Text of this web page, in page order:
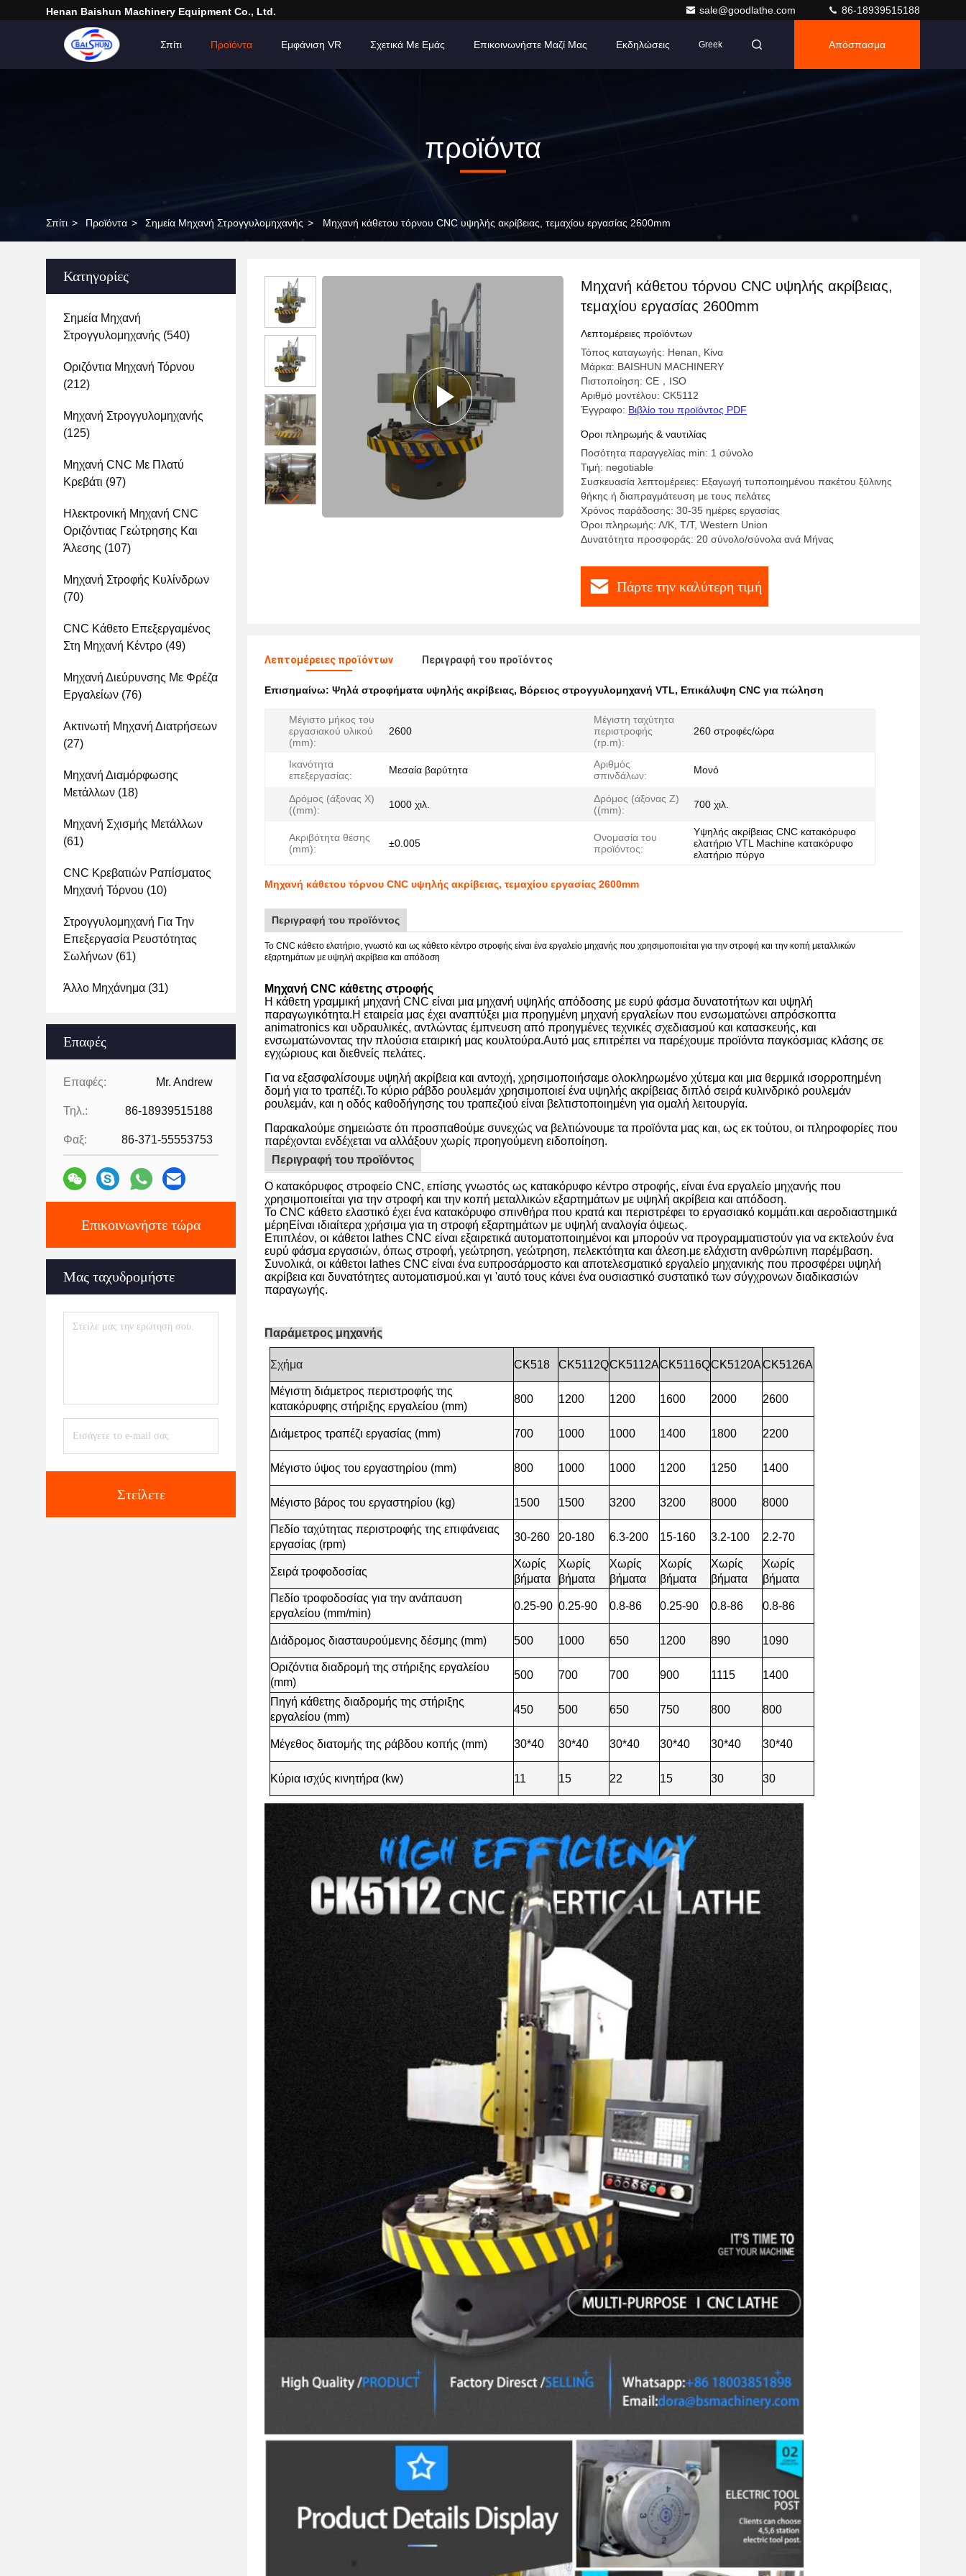
Henan Baishun Machinery Equipment Co., Ltd. sale@goodlathe.com 86-18939515188
Σπίτι Προϊόντα Εμφάνιση VR Σχετικά Με Εμάς Επικοινωνήστε Μαζί Μας Εκδηλώσεις Greek Απόσπασμα
προϊόντα
Σπίτι > Προϊόντα > Σημεία Μηχανή Στρογγυλομηχανής > Μηχανή κάθετου τόρνου CNC υψηλής ακρίβειας, τεμαχίου εργασίας 2600mm
Κατηγορίες
Σημεία Μηχανή
Στρογγυλομηχανής (540)
Οριζόντια Μηχανή Τόρνου
(212)
Μηχανή Στρογγυλομηχανής
(125)
Μηχανή CNC Με Πλατύ
Κρεβάτι (97)
Ηλεκτρονική Μηχανή CNC
Οριζόντιας Γεώτρησης Και
Άλεσης (107)
Μηχανή Στροφής Κυλίνδρων
(70)
CNC Κάθετο Επεξεργαμένος
Στη Μηχανή Κέντρο (49)
Μηχανή Διεύρυνσης Με Φρέζα
Εργαλείων (76)
Ακτινωτή Μηχανή Διατρήσεων
(27)
Μηχανή Διαμόρφωσης
Μετάλλων (18)
Μηχανή Σχισμής Μετάλλων
(61)
CNC Κρεβατιών Ραπίσματος
Μηχανή Τόρνου (10)
Στρογγυλομηχανή Για Την
Επεξεργασία Ρευστότητας
Σωλήνων (61)
Άλλο Μηχάνημα (31)
Επαφές
Επαφές: Mr. Andrew
Τηλ.: 86-18939515188
Φαξ: 86-371-55553753
Επικοινωνήστε τώρα
Μας ταχυδρομήστε
Στείλετε
Μηχανή κάθετου τόρνου CNC υψηλής ακρίβειας,
τεμαχίου εργασίας 2600mm
Λεπτομέρειες προϊόντων
Τόπος καταγωγής: Henan, Κίνα
Μάρκα: BAISHUN MACHINERY
Πιστοποίηση: CE，ISO
Αριθμό μοντέλου: CK5112
Έγγραφο: Βιβλίο του προϊόντος PDF
Όροι πληρωμής & ναυτιλίας
Ποσότητα παραγγελίας min: 1 σύνολο
Τιμή: negotiable
Συσκευασία λεπτομέρειες: Εξαγωγή τυποποιημένου πακέτου ξύλινης
θήκης ή διαπραγμάτευση με τους πελάτες
Χρόνος παράδοσης: 30-35 ημέρες εργασίας
Όροι πληρωμής: Λ/Κ, Τ/Τ, Western Union
Δυνατότητα προσφοράς: 20 σύνολο/σύνολα ανά Μήνας
Πάρτε την καλύτερη τιμή
Λεπτομέρειες προϊόντων Περιγραφή του προϊόντος
Επισημαίνω: Ψηλά στροφήματα υψηλής ακρίβειας, Βόρειος στρογγυλομηχανή VTL, Επικάλυψη CNC για πώληση
Μέγιστο μήκος του
εργασιακού υλικού
(mm):
2600
Μέγιστη ταχύτητα
περιστροφής
(rp.m):
260 στροφές/ώρα
Ικανότητα
επεξεργασίας:
Μεσαία βαρύτητα
Αριθμός
σπινδάλων:
Μονό
Δρόμος (άξονας Χ)
((mm):
1000 χιλ.
Δρόμος (άξονας Z)
((mm):
700 χιλ.
Ακριβότητα θέσης
(mm):
±0.005
Ονομασία του
προϊόντος:
Υψηλής ακρίβειας CNC κατακόρυφο
ελατήριο VTL Machine κατακόρυφο
ελατήριο πύργο
Μηχανή κάθετου τόρνου CNC υψηλής ακρίβειας, τεμαχίου εργασίας 2600mm
Περιγραφή του προϊόντος
Το CNC κάθετο ελατήριο, γνωστό και ως κάθετο κέντρο στροφής είναι ένα εργαλείο μηχανής που χρησιμοποιείται για την στροφή και την κοπή μεταλλικών
εξαρτημάτων με υψηλή ακρίβεια και απόδοση
Μηχανή CNC κάθετης στροφής
Η κάθετη γραμμική μηχανή CNC είναι μια μηχανή υψηλής απόδοσης με ευρύ φάσμα δυνατοτήτων και υψηλή
παραγωγικότητα.Η εταιρεία μας έχει αναπτύξει μια προηγμένη μηχανή εργαλείων που ενσωματώνει απρόσκοπτα
animatronics και υδραυλικές, αντλώντας έμπνευση από προηγμένες τεχνικές σχεδιασμού και κατασκευής, και
ενσωματώνοντας την πλούσια εταιρική μας κουλτούρα.Αυτό μας επιτρέπει να παρέχουμε προϊόντα παγκόσμιας κλάσης σε
εγχώριους και διεθνείς πελάτες.
Για να εξασφαλίσουμε υψηλή ακρίβεια και αντοχή, χρησιμοποιήσαμε ολοκληρωμένο χύτεμα και μια θερμικά ισορροπημένη
δομή για το τραπέζι.Το κύριο ράβδο ρουλεμάν χρησιμοποιεί ένα υψηλής ακρίβειας διπλό σειρά κυλινδρικό ρουλεμάν
ρουλεμάν, και η οδός καθοδήγησης του τραπεζιού είναι βελτιστοποιημένη για ομαλή λειτουργία.
Παρακαλούμε σημειώστε ότι προσπαθούμε συνεχώς να βελτιώνουμε τα προϊόντα μας και, ως εκ τούτου, οι πληροφορίες που
παρέχονται ενδέχεται να αλλάξουν χωρίς προηγούμενη ειδοποίηση.
Περιγραφή του προϊόντος
Ο κατακόρυφος στροφείο CNC, επίσης γνωστός ως κατακόρυφο κέντρο στροφής, είναι ένα εργαλείο μηχανής που
χρησιμοποιείται για την στροφή και την κοπή μεταλλικών εξαρτημάτων με υψηλή ακρίβεια και απόδοση.
Το CNC κάθετο ελαστικό έχει ένα κατακόρυφο σπινθήρα που κρατά και περιστρέφει το εργασιακό κομμάτι.και αεροδιαστημικά
μέρηΕίναι ιδιαίτερα χρήσιμα για τη στροφή εξαρτημάτων με υψηλή αναλογία όψεως.
Επιπλέον, οι κάθετοι lathes CNC είναι εξαιρετικά αυτοματοποιημένοι και μπορούν να προγραμματιστούν για να εκτελούν ένα
ευρύ φάσμα εργασιών, όπως στροφή, γεώτρηση, γεώτρηση, πελεκτότητα και άλεση.με ελάχιστη ανθρώπινη παρέμβαση.
Συνολικά, οι κάθετοι lathes CNC είναι ένα ευπροσάρμοστο και αποτελεσματικό εργαλείο μηχανικής που προσφέρει υψηλή
ακρίβεια και δυνατότητες αυτοματισμού.και γι 'αυτό τους κάνει ένα ουσιαστικό συστατικό των σύγχρονων διαδικασιών
παραγωγής.
Παράμετρος μηχανής
Σχήμα CK518 CK5112QCK5112ACK5116QCK5120ACK5126A
Μέγιστη διάμετρος περιστροφής της
κατακόρυφης στήριξης εργαλείου (mm)
800 1200 1200 1600 2000 2600
Διάμετρος τραπέζι εργασίας (mm) 700 1000 1000 1400 1800 2200
Μέγιστο ύψος του εργαστηρίου (mm) 800 1000 1000 1200 1250 1400
Μέγιστο βάρος του εργαστηρίου (kg) 1500 1500 3200 3200 8000 8000
Πεδίο ταχύτητας περιστροφής της επιφάνειας
εργασίας (rpm)
30-260 20-180 6.3-200 15-160 3.2-100 2.2-70
Σειρά τροφοδοσίας
Χωρίς
βήματα
Χωρίς
βήματα
Χωρίς
βήματα
Χωρίς
βήματα
Χωρίς
βήματα
Χωρίς
βήματα
Πεδίο τροφοδοσίας για την ανάπαυση
εργαλείου (mm/min)
0.25-90 0.25-90 0.8-86 0.25-90 0.8-86 0.8-86
Διάδρομος διασταυρούμενης δέσμης (mm) 500 1000 650 1200 890 1090
Οριζόντια διαδρομή της στήριξης εργαλείου
(mm)
500 700 700 900 1115 1400
Πηγή κάθετης διαδρομής της στήριξης
εργαλείου (mm)
450 500 650 750 800 800
Μέγεθος διατομής της ράβδου κοπής (mm) 30*40 30*40 30*40 30*40 30*40 30*40
Κύρια ισχύς κινητήρα (kw) 11 15 22 15 30 30